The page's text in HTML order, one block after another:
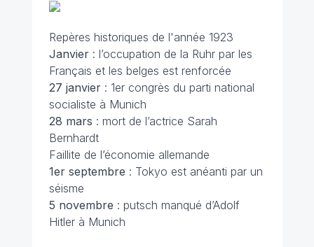
Repères historiques de l'année 1923
Janvier: l’occupation de la Ruhr par les
Français et les belges est renforcée
27 janvier : 1er congrès du parti national
socialiste à Munich
28 mars : mort de l’actrice Sarah
Bernhardt
Faillite de l’économie allemande
1er septembre : Tokyo est anéanti par un
séisme
5 novembre : putsch manqué d’Adolf
Hitler à Munich